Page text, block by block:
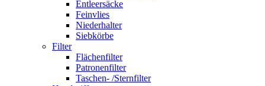
Entleersäcke
Feinvlies
Niederhalter
Siebkörbe
Filter
Flächenfilter
Patronenfilter
Taschen- /Sternfilter